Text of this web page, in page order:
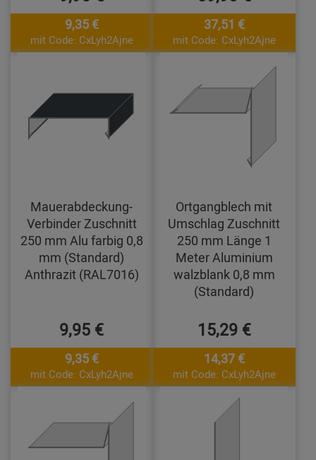
9,35 €
mit Code: CxLyh2Ajne
37,51 €
mit Code: CxLyh2Ajne
Mauerabdeckung-
Verbinder Zuschnitt
250 mm Alu farbig 0,8
mm (Standard)
Anthrazit (RAL7016)
9,95 €
9,35 €
mit Code: CxLyh2Ajne
Ortgangblech mit
Umschlag Zuschnitt
250 mm Länge 1
Meter Aluminium
walzblank 0,8 mm
(Standard)
15,29 €
14,37 €
mit Code: CxLyh2Ajne